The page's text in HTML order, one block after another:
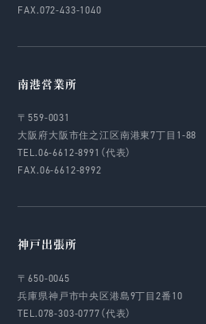
FAX.072-433-1040
南港営業所
〒559-0031
大阪府大阪市住之江区南港東7丁目1-88
TEL.06-6612-8991（代表）
FAX.06-6612-8992
神戸出張所
〒650-0045
兵庫県神戸市中央区港島9丁目2番10
TEL.078-303-0777（代表）